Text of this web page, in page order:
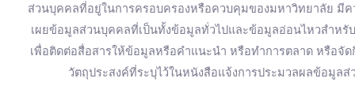
ส่วนบุคคลที่อยู่ในการครอบครองหรือควบคุมของมหาวิทยาลัย มี
เผยข้อมูลส่วนบุคคลที่เป็นทั้งข้อมูลทั่วไปและข้อมูลอ่อนไหวสำห
เพื่อติดต่อสื่อสารให้ข้อมูลหรือคำแนะนำ หรือทำการตลาด หรือจั
วัตถุประสงค์ที่ระบุไว้ในหนังสือแจ้งการประมวลผลข้อมูล